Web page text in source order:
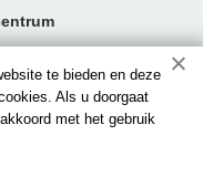
te bieden en deze
Als u doorgaat
met het gebruik